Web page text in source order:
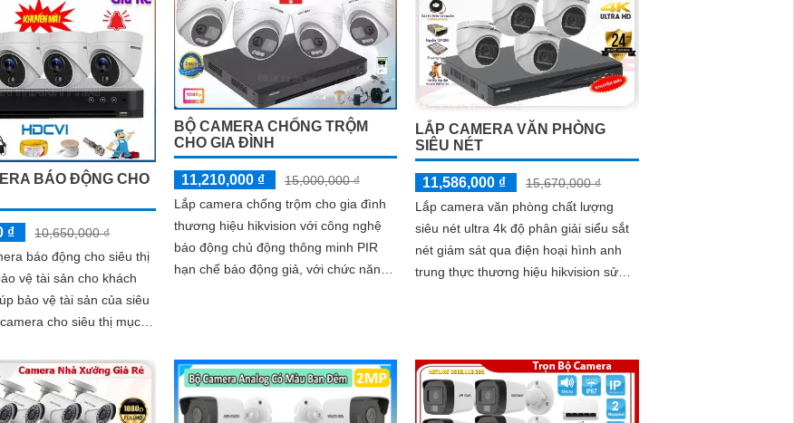
BÁO ĐỘNG CHO
₫
10,650,000 ₫
báo động cho siêu thị
vệ tài sản cho khách
bảo vệ tài sản của siêu
BỘ CAMERA CHỐNG TRỘM
CHO GIA ĐÌNH
11,210,000 ₫
15,000,000 ₫
Lắp camera chống trộm cho gia đình
thương hiệu hikvision với công nghệ
báo động chủ động thông minh PIR
hạn chế báo động giả, với chức năng
LẮP CAMERA VĂN PHÒNG
SIÊU NÉT
11,586,000 ₫
15,670,000 ₫
Lắp camera văn phòng chất lượng
siêu nét ultra 4k độ phân giải siểu sắt
nét giám sát qua điện hoại hình anh
trung thực thương hiệu hikvision sử